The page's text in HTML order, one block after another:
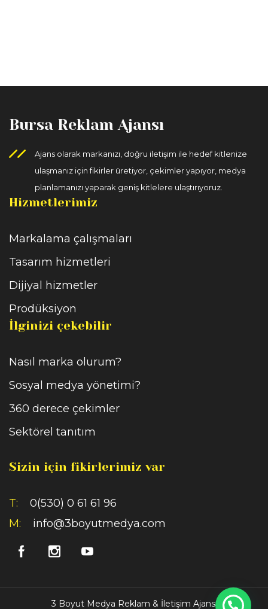
Bursa Reklam Ajansı
Ajans olarak markanızı, doğru iletişim ile hedef kitlenize
ulaşmanız için fikirler üretiyor, çekimler yapıyor, medya
planlamanızı yaparak geniş kitlelere ulaştırıyoruz.
Hizmetlerimiz
Markalama çalışmaları
Tasarım hizmetleri
Dijiyal hizmetler
Prodüksiyon
İlginizi çekebilir
Nasıl marka olurum?
Sosyal medya yönetimi?
360 derece çekimler
Sektörel tanıtım
Sizin için fikirlerimiz var
T: 0(530) 0 61 61 96
M: info@3boyutmedya.com
3 Boyut Medya Reklam & İletişim Ajansı